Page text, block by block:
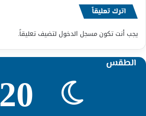
اترك تعليقاً
يجب أنت تكونمسجل الدخول لتضيف تعليقاً.
الطقس 20